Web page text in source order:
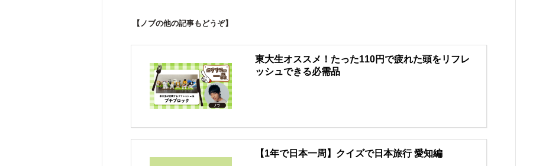
【ノブの他の記事もどうぞ】
東大生オススメ！たった110円で疲れた頭をリフレ
ッシュできる必需品
【1年で日本一周】クイズで日本旅行 愛知編